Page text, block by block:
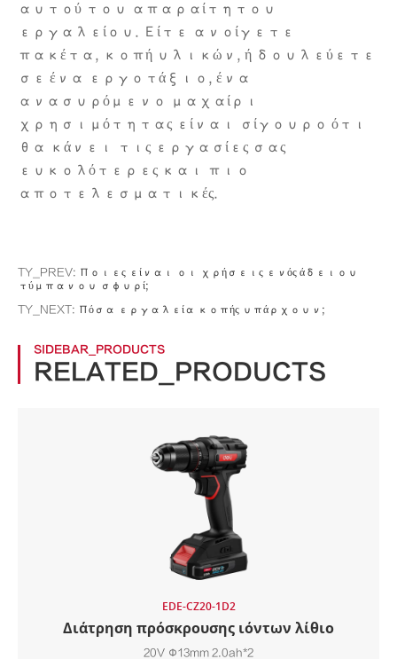
αυτού του απαραίτητου
εργαλείου. Είτε ανοίγετε
πακέτα, κοπή υλικών, ή δουλεύετε
σε ένα εργοτάξιο, ένα
ανασυρόμενο μαχαίρι
χρησιμότητας είναι σίγουρο ότι
θα κάνει τις εργασίες σας
ευκολότερες και πιο
αποτελεσματικές.
TY_PREV: Ποιες είναι οι χρήσεις ενός άδειου
τύμπανου σφυρί;
TY_NEXT: Πόσα εργαλεία κοπής υπάρχουν;
SIDEBAR_PRODUCTS
RELATED_PRODUCTS
EDE-CZ20-1D2
Διάτρηση πρόσκρουσης ιόντων λίθιο
20V Φ13mm 2.0ah*2